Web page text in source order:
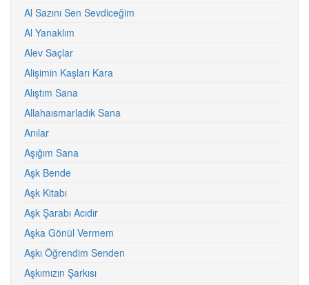
Al Sazını Sen Sevdiceğim
Al Yanaklım
Alev Saçlar
Alişimin Kaşları Kara
Alıştım Sana
Allahaısmarladık Sana
Anılar
Aşığım Sana
Aşk Bende
Aşk Kitabı
Aşk Şarabı Acıdır
Aşka Gönül Vermem
Aşkı Öğrendim Senden
Aşkımızın Şarkısı